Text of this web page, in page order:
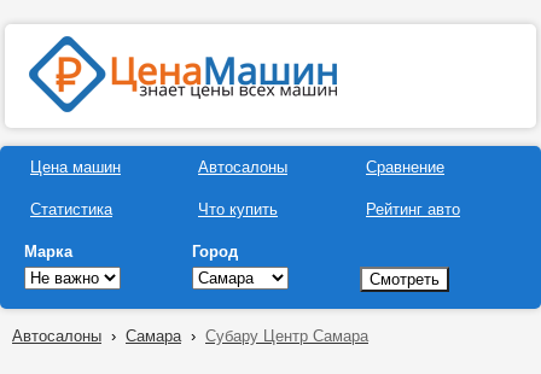
Цена машин
Статистика
Автосалоны
Что купить
Сравнение
Рейтинг авто
Марка Город
Автосалоны › Самара› Субару Центр Самара